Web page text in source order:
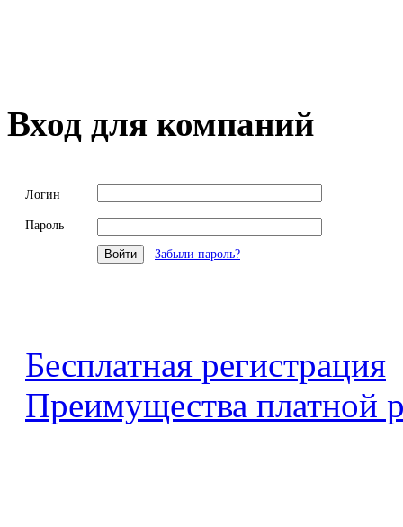
Вход для компаний
Логин
Пароль
Забыли пароль?
Бесплатная регистрация
Преимущества платной